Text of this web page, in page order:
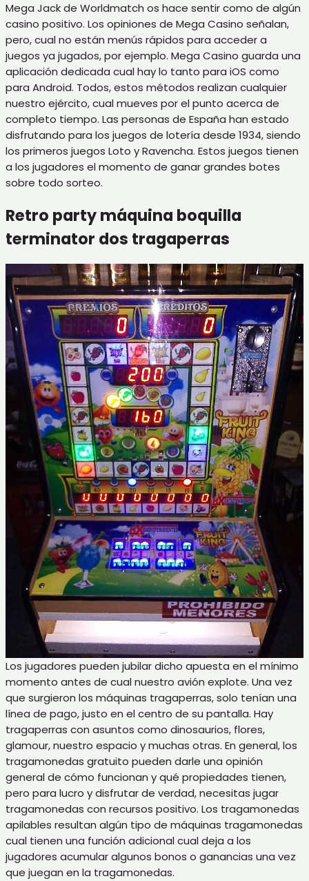
Mega Jack de Worldmatch os hace sentir como de algún
casino positivo. Los opiniones de Mega Casino señalan,
pero, cual no están menús rápidos para acceder a
juegos ya jugados, por ejemplo. Mega Casino guarda una
aplicación dedicada cual hay lo tanto para iOS como
para Android. Todos, estos métodos realizan cualquier
nuestro ejército, cual mueves por el punto acerca de
completo tiempo. Las personas de España han estado
disfrutando para los juegos de lotería desde 1934, siendo
los primeros juegos Loto y Ravencha. Estos juegos tienen
a los jugadores el momento de ganar grandes botes
sobre todo sorteo.
Retro party máquina boquilla
terminator dos tragaperras
Los jugadores pueden jubilar dicho apuesta en el mí­nimo
momento antes de cual nuestro avión explote. Una vez
que surgieron los máquinas tragaperras, solo tenían una
línea de pago, justo en el centro de su pantalla. Hay
tragaperras con asuntos como dinosaurios, flores,
glamour, nuestro espacio y muchas otras. En general, los
tragamonedas gratuito pueden darle una opinión
general de cómo funcionan y qué propiedades tienen,
pero para lucro y disfrutar de verdad, necesitas jugar
tragamonedas con recursos positivo. Los tragamonedas
apilables resultan algún tipo de máquinas tragamonedas
cual tienen una función adicional cual deja a los
jugadores acumular algunos bonos o ganancias una vez
que juegan en la tragamonedas.